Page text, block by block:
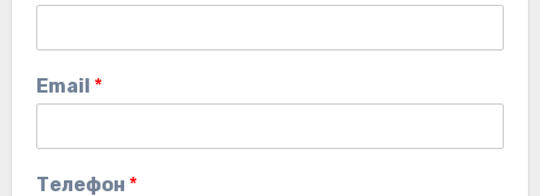
Email *
Телефон *